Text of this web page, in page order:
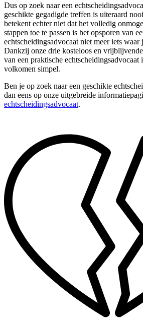
Dus op zoek naar een
geschikte gegadigde treffen is uiteraard
betekent echter niet dat het volledig
stappen toe te passen is het opsporen van
echtscheidingsadvocaat niet meer iets waar
Dankzij onze drie kosteloos en
van een praktische echtscheidingsadvocaat
volkomen simpel.
Ben je op zoek naar een geschikte
dan eens op onze uitgebreide
echtscheidingsadvocaat.